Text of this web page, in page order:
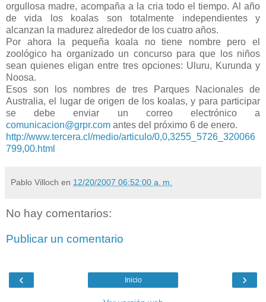
orgullosa madre, acompaña a la cria todo el tiempo. Al año
de vida los koalas son totalmente independientes y
alcanzan la madurez alrededor de los cuatro años.
Por ahora la pequeña koala no tiene nombre pero el
zoológico ha organizado un concurso para que los niños
sean quienes eligan entre tres opciones: Uluru, Kurunda y
Noosa.
Esos son los nombres de tres Parques Nacionales de
Australia, el lugar de origen de los koalas, y para participar
se debe enviar un correo electrónico a
comunicacion@grpr.com antes del próximo 6 de enero.
http://www.tercera.cl/medio/articulo/0,0,3255_5726_320066
799,00.html
Pablo Villoch en 12/20/2007 06:52:00 a. m.
No hay comentarios:
Publicar un comentario
‹ ›
Inicio